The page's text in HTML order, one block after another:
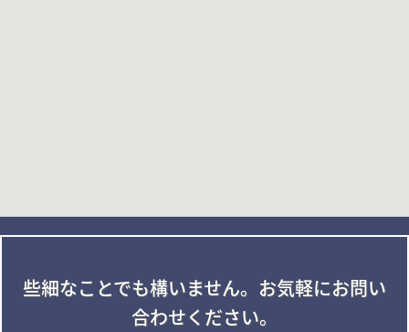
些細なことでも構いません。 お気軽にお問い
合わせください。